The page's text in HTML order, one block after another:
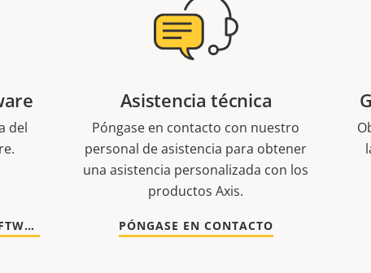
del
VAYA A DOCUMENTACIÓN Y SOFTWARE
Asistencia técnica
Póngase en contacto con nuestro
personal de asistencia para obtener
una asistencia personalizada con los
productos Axis.
PÓNGASE EN CONTACTO